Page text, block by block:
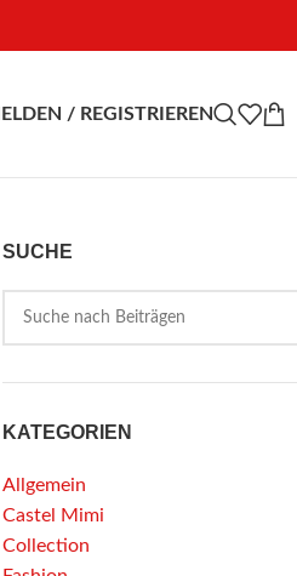
/ REGISTRIEREN
SUCHE
KATEGORIEN
Allgemein
Castel Mimi
Collection